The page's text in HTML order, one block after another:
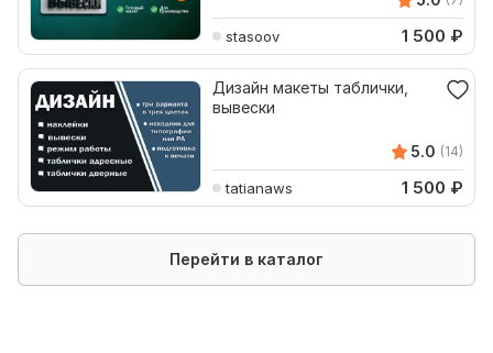
stasoov 1 500 ₽
Дизайн макеты таблички,
вывески
5.0 (14)
tatianaws 1 500 ₽
Перейти в каталог